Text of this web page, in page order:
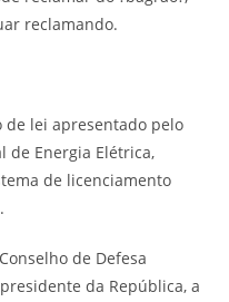
reclamando.
lei apresentado pelo
de Energia Elétrica,
de licenciamento
de Defesa
da República, a